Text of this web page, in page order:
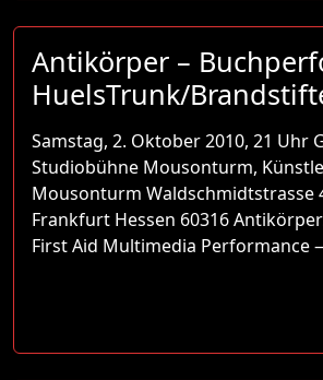
Antikörper –
HuelsTrunk/
Samstag, 2. Oktober 2010, 21 Uhr
Studiobühne Mousonturm,
Mousonturm Waldschmidtstrasse
Frankfurt Hessen 60316
First Aid Multimedia Performance